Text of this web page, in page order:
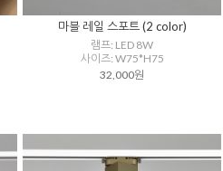
마블 레일 스포트 (2 color)
램프: LED 8W
사이즈: W75*H75
32,000원